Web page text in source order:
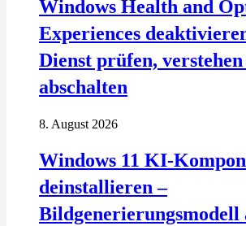
Windows Health and
Experiences
Dienst prüfen,
abschalten
8. August 2026
Windows 11 KI-
deinstallieren –